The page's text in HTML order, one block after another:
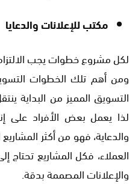
مكتب للإعلانات والدعايا
لكل مشروع خطوات يجب
ومن أهم تلك الخطوات
التسويق المميز من البداية
لذا يعمل بعض الأفراد على
والدعاية، فهو من أكثر
العملاء، فكل المشاريع
والإعلانات المصممة بدقة.